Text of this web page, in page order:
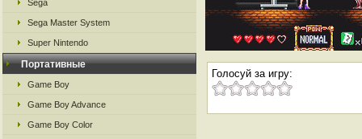
Sega
Sega Master System
Super Nintendo
Портативные
Game Boy
Game Boy Advance
Game Boy Color
Голосуй за игру: